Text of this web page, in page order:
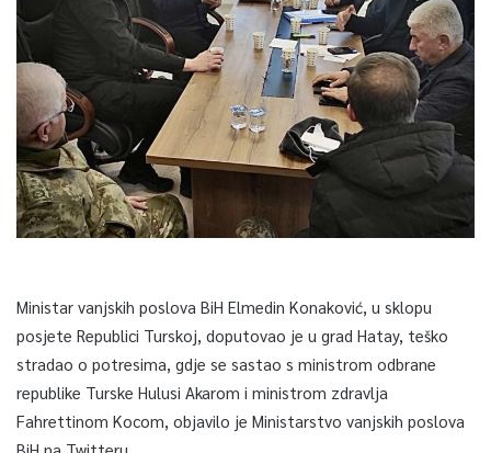
Ministar vanjskih poslova BiH Elmedin Konaković, u sklopu
posjete Republici Turskoj, doputovao je u grad Hatay, teško
stradao o potresima, gdje se sastao s ministrom odbrane
republike Turske Hulusi Akarom i ministrom zdravlja
Fahrettinom Kocom, objavilo je Ministarstvo vanjskih poslova
BiH na Twitteru.